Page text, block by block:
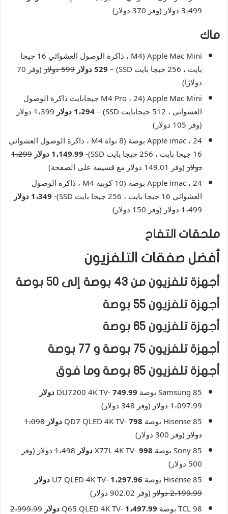
3،499 دولار
(وفر 370 دولار)
ماك
Apple Mac Mini (M4 ، ذاكرة الوصول العشوائي 16 جيجا
بايت ، 256 جيجا بايت SSD) –
529 دولار 599 دولار
(وفر 70
دولارًا)
Apple Mac Mini (M4 Pro ، 24 جيجابايت ذاكرة الوصول
العشوائي ، 512 جيجابايت SSD) –
1،294 دولار
1،399 دولار
(وفر 105 دولار)
Apple imac ، 24 بوصة (8 نواة M4 ، ذاكرة الوصول العشوائي
16 جيجا بايت ، 256 جيجا بايت SSD)-
1،149.99 دولار
1،299
دولار (وفر 149.01 دولار مع قسيمة على الصفحة)
Apple imac ، 24 بوصة (10 كوبية M4 ، ذاكرة الوصول
العشوائي 16 جيجا بايت ، 256 جيجا بايت SSD)-
1،349 دولار
1،499 دولار
(وفر 150 دولار)
ملحقات التفاح
أفضل صفقات التلفزيون
أجهزة تلفزيون من 43 بوصة إلى 50 بوصة
أجهزة تلفزيون 55 بوصة
أجهزة تلفزيون 65 بوصة
أجهزة تلفزيون 75 بوصة و 77 بوصة
أجهزة تلفزيون 85 بوصة وما فوق
Samsung 85 بوصة DU7200 4K TV-
749.99 دولار
1،097.99 دولار
(وفر 348 دولار)
Hisense 85 بوصة QD7 QLED 4K TV-
798 دولار
1،098
دولار (وفر 300 دولار)
Sony 85 بوصة X77L 4K TV-
998 دولار 1،498 دولار
(وفر
500 دولار)
Hisense 85 بوصة U7 QLED 4K TV-
1،297.96 دولار
2،199.99 دولار
(وفر 902.02 دولار)
TCL 98 بوصة Q65 QLED 4K TV-
1،497.99 دولار
2،999.99